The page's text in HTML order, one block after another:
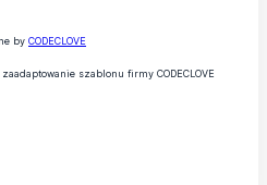
by CODECLOVE
szablonu firmy CODECLOVE